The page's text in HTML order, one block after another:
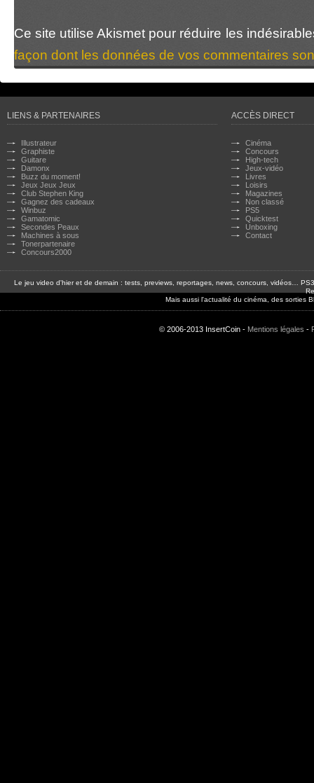
Ce site utilise Akismet pour réduire les
façon dont les données de vos commentaires
LIENS & PARTENAIRES
Illustrateur
Graphiste
Guitare
Damonx
Buzz du moment!
Jeux Jeux Jeux
Club Stephen King
Gagnez des cadeaux
Winbuz
Gamatomic
Secondes Peaux
Machines à sous
Tonerpartenaire
Concours2000
ACCÈS DIRECT
Cinéma
Concours
High-tech
Jeux-vidéo
Livres
Loisirs
Magazines
Non classé
PS5
Quicktest
Unboxing
Contact
Le jeu video d'hier et de demain : tests, previews, reportages, news, concours, vidéos…
Mais aussi l'actualité du cinéma, des sorties
© 2006-2013 InsertCoin - Mentions légales -